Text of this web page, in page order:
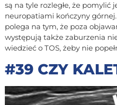
są na tyle rozległe, że
neuropatiami kończyny
polega na tym, że poza
występują także zaburzenia
wiedzieć o TOS, żeby nie
#39 CZY